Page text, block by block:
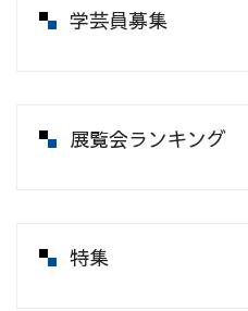
学芸員募集
展覧会ランキング
特集